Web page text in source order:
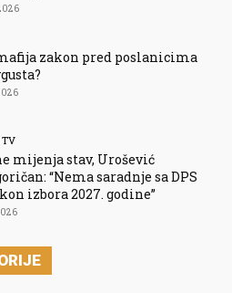
zakon pred poslanicima
TV
mijenja stav, Urošević
“Nema saradnje sa DPS
izbora 2027. godine”